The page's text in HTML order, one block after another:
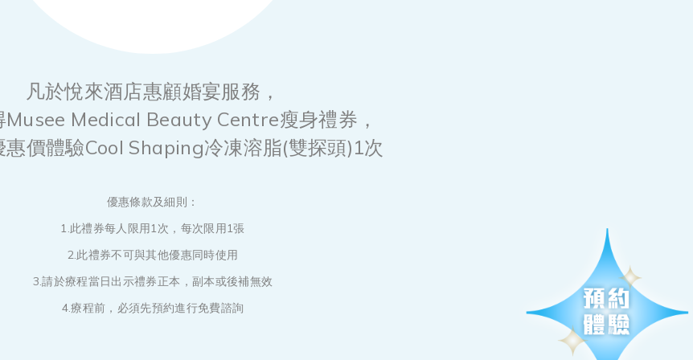
凡於悅來酒店惠顧婚宴服務，
Musee Medical Beauty Centre瘦身禮券，
價體驗Cool Shaping冷凍溶脂(雙探頭)1次
優惠條款及細則：
1.此禮券每人限用1次，每次限用1張
2.此禮券不可與其他優惠同時使用
3.請於療程當日出示禮券正本，副本或後補無效
4.療程前，必須先預約進行免費諮詢